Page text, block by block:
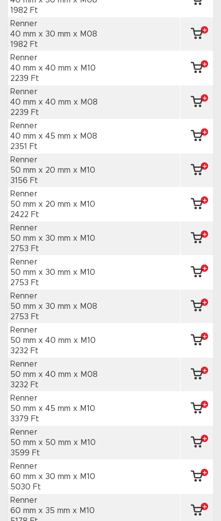
1982 Ft
Renner
40 mm x 30 mm x M08
1982 Ft
Renner
40 mm x 40 mm x M10
2239 Ft
Renner
40 mm x 40 mm x M08
2239 Ft
Renner
40 mm x 45 mm x M08
2351 Ft
Renner
50 mm x 20 mm x M10
3156 Ft
Renner
50 mm x 20 mm x M10
2422 Ft
Renner
50 mm x 30 mm x M10
2753 Ft
Renner
50 mm x 30 mm x M10
2753 Ft
Renner
50 mm x 30 mm x M08
2753 Ft
Renner
50 mm x 40 mm x M10
3232 Ft
Renner
50 mm x 40 mm x M08
3232 Ft
Renner
50 mm x 45 mm x M10
3379 Ft
Renner
50 mm x 50 mm x M10
3599 Ft
Renner
60 mm x 30 mm x M10
5030 Ft
Renner
60 mm x 35 mm x M10